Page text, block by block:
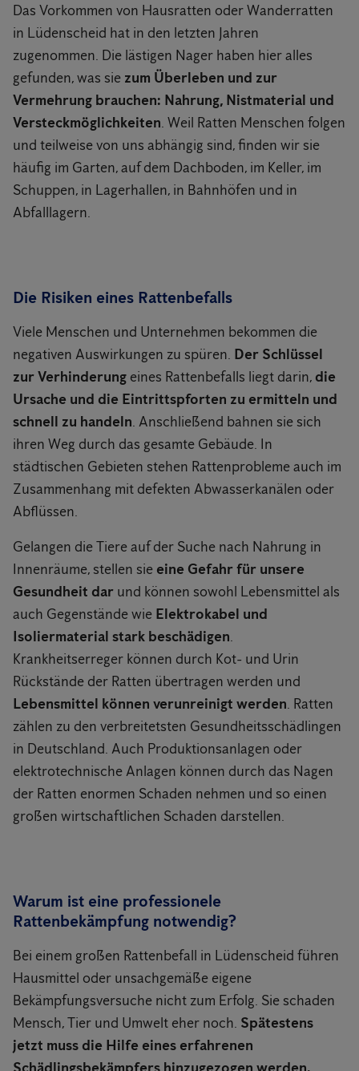
Das Vorkommen von Hausratten oder Wanderratten
in Lüdenscheid hat in den letzten Jahren
zugenommen. Die lästigen Nager haben hier alles
gefunden, was sie zum Überleben und zur
Vermehrung brauchen: Nahrung, Nistmaterial und
Versteckmöglichkeiten. Weil Ratten Menschen folgen
und teilweise von uns abhängig sind, finden wir sie
häufig im Garten, auf dem Dachboden, im Keller, im
Schuppen, in Lagerhallen, in Bahnhöfen und in
Abfalllagern.
Die Risiken eines Rattenbefalls
Viele Menschen und Unternehmen bekommen die
negativen Auswirkungen zu spüren. Der Schlüssel
zur Verhinderung eines Rattenbefalls liegt darin, die
Ursache und die Eintrittspforten zu ermitteln und
schnell zu handeln. Anschließend bahnen sie sich
ihren Weg durch das gesamte Gebäude. In
städtischen Gebieten stehen Rattenprobleme auch im
Zusammenhang mit defekten Abwasserkanälen oder
Abflüssen.
Gelangen die Tiere auf der Suche nach Nahrung in
Innenräume, stellen sie eine Gefahr für unsere
Gesundheit dar und können sowohl Lebensmittel als
auch Gegenstände wie Elektrokabel und
Isoliermaterial stark beschädigen.
Krankheitserreger können durch Kot- und Urin
Rückstände der Ratten übertragen werden und
Lebensmittel können verunreinigt werden. Ratten
zählen zu den verbreitetsten Gesundheitsschädlingen
in Deutschland. Auch Produktionsanlagen oder
elektrotechnische Anlagen können durch das Nagen
der Ratten enormen Schaden nehmen und so einen
großen wirtschaftlichen Schaden darstellen.
Warum ist eine professionele
Rattenbekämpfung notwendig?
Bei einem großen Rattenbefall in Lüdenscheid führen
Hausmittel oder unsachgemäße eigene
Bekämpfungsversuche nicht zum Erfolg. Sie schaden
Mensch, Tier und Umwelt eher noch. Spätestens
jetzt muss die Hilfe eines erfahrenen